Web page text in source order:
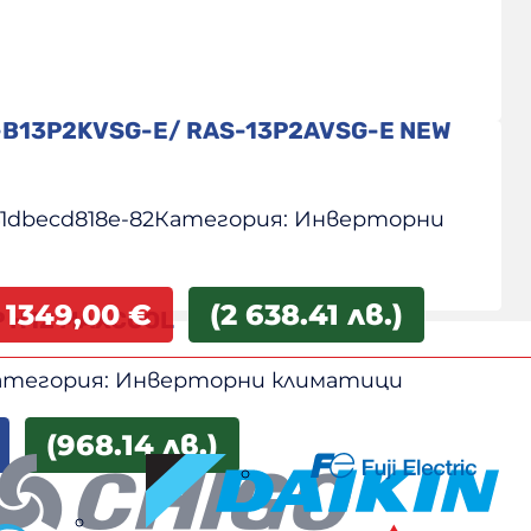
E/ RAS-13P2AVSG-E NEW
82Категория: Инверторни
1349,00 € (2 638.41 лв.)
MAXCOOL
Инверторни климатици
(968.14 лв.)